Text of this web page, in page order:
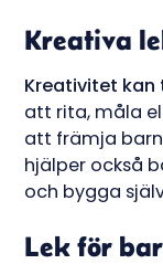
Kreativa
Kreativitet kan
att rita, måla
att främja
hjälper också
och bygga
Lek för